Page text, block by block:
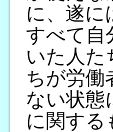
に、遂に
すべて自
いた人た
ちが労働
ない状態
に関する